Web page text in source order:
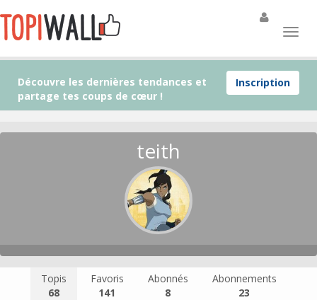
Inscription
Découvre les dernières tendances et
partage tes coups de cœur !
teith
Topis
68
Favoris
141
Abonnés
8
Abonnements
23